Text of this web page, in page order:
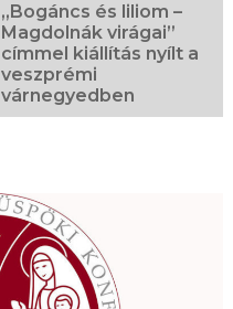
„Bogáncs és liliom –
Magdolnák virágai”
címmel kiállítás nyílt a
veszprémi
várnegyedben